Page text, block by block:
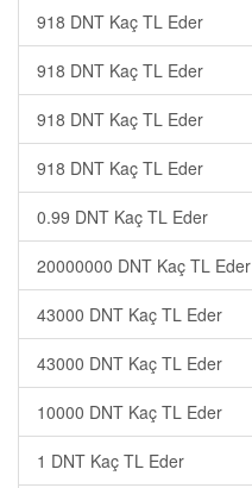
918 DNT Kaç TL Eder
918 DNT Kaç TL Eder
918 DNT Kaç TL Eder
918 DNT Kaç TL Eder
0.99 DNT Kaç TL Eder
20000000 DNT Kaç TL Eder
43000 DNT Kaç TL Eder
43000 DNT Kaç TL Eder
10000 DNT Kaç TL Eder
1 DNT Kaç TL Eder